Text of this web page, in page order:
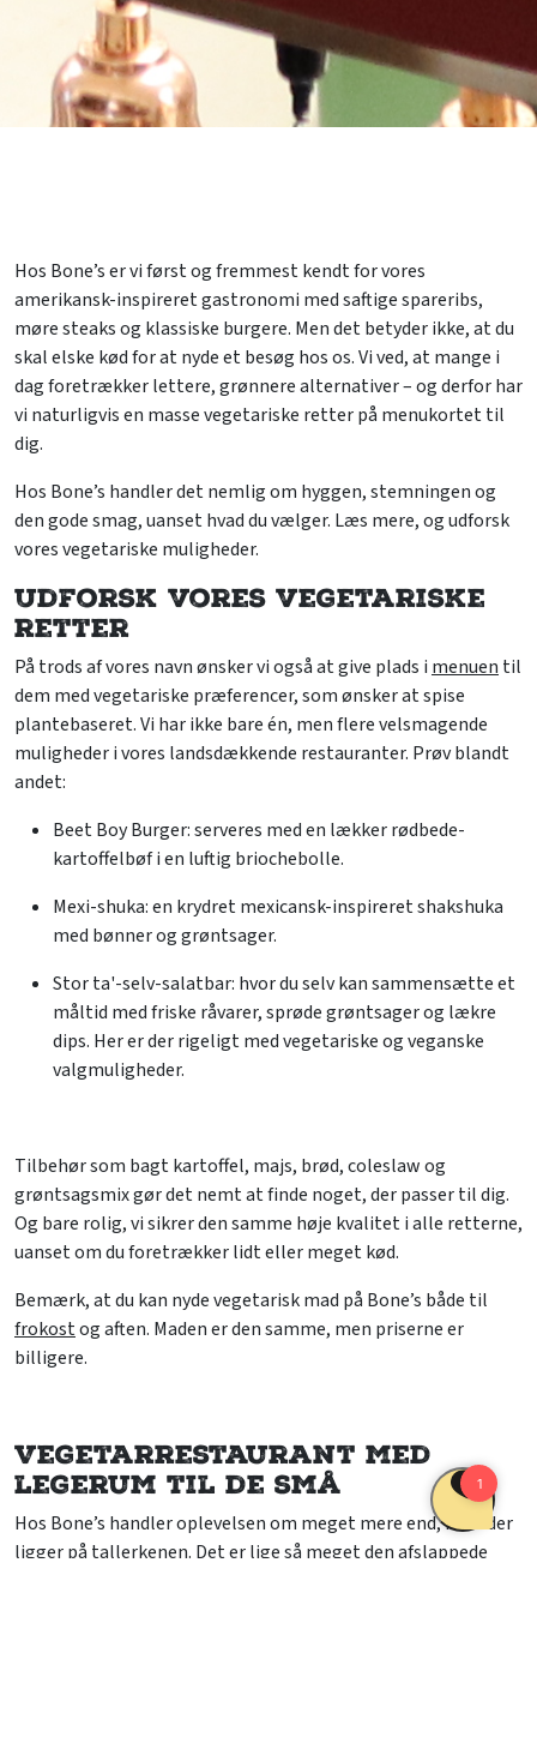
Hos Bone’s er vi først og fremmest kendt for vores
amerikansk-inspireret gastronomi med saftige spareribs,
møre steaks og klassiske burgere. Men det betyder ikke, at du
skal elske kød for at nyde et besøg hos os. Vi ved, at mange i
dag foretrækker lettere, grønnere alternativer – og derfor har
vi naturligvis en masse vegetariske retter på menukortet til
dig.
Hos Bone’s handler det nemlig om hyggen, stemningen og
den gode smag, uanset hvad du vælger. Læs mere, og udforsk
vores vegetariske muligheder.
Udforsk vores vegetariske
retter
På trods af vores navn ønsker vi også at give plads i menuen til
dem med vegetariske præferencer, som ønsker at spise
plantebaseret. Vi har ikke bare én, men flere velsmagende
muligheder i vores landsdækkende restauranter. Prøv blandt
andet:
Beet Boy Burger: serveres med en lækker rødbede-
kartoffelbøf i en luftig briochebolle.
Mexi-shuka: en krydret mexicansk-inspireret shakshuka
med bønner og grøntsager.
Stor ta'-selv-salatbar: hvor du selv kan sammensætte et
måltid med friske råvarer, sprøde grøntsager og lækre
dips. Her er der rigeligt med vegetariske og veganske
valgmuligheder.
Tilbehør som bagt kartoffel, majs, brød, coleslaw og
grøntsagsmix gør det nemt at finde noget, der passer til dig.
Og bare rolig, vi sikrer den samme høje kvalitet i alle retterne,
uanset om du foretrækker lidt eller meget kød.
Bemærk, at du kan nyde vegetarisk mad på Bone’s både til
frokostog aften. Maden er den samme, men priserne er
billigere.
Vegetarrestaurant med
legerum til de små
Hos Bone’s handler oplevelsen om meget mere end, hvad der
ligger på tallerkenen. Det er lige så meget den afslappede